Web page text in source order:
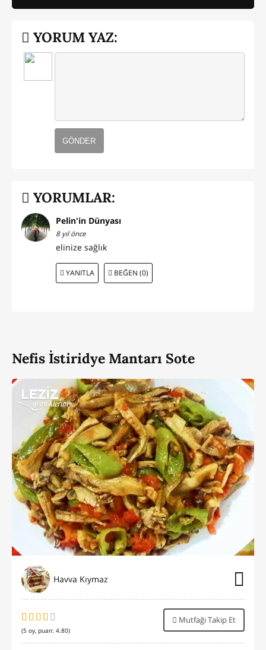
YORUM YAZ:
GÖNDER
YORUMLAR:
Pelin'in Dünyası
8 yıl önce
elinize sağlık
YANITLA BEĞEN (0)
Nefis İstiridye Mantarı Sote
Havva Kıymaz
(5 oy, puan: 4.80)
Mutfağı Takip Et